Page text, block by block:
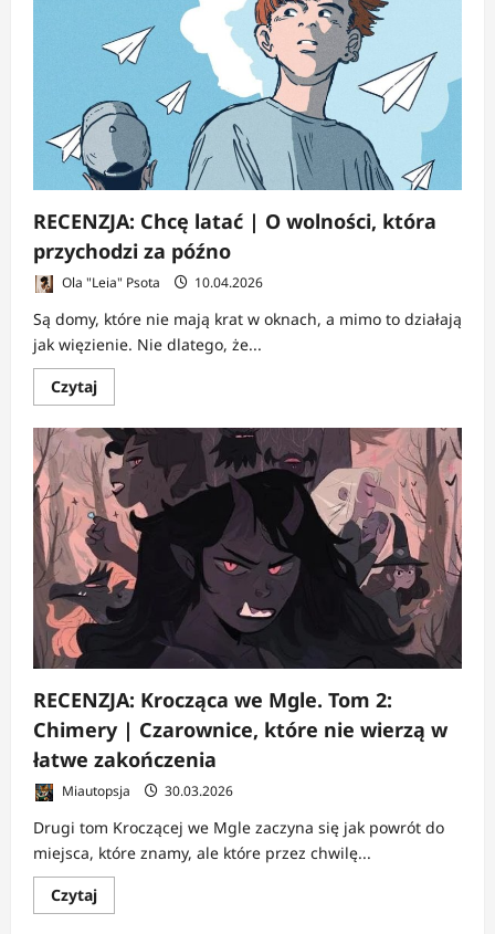
Rzeczy,
które
ktoś
ludzie,
którzy
nie
wiedzą,
że
też
RECENZJA: Chcę latać | O wolności, która
przychodzi za późno
Ola "Leia" Psota 10.04.2026
Są domy, które nie mają krat w oknach, a mimo to działają
jak więzienie. Nie dlatego, że...
CzytajDowiedz
się
o
RECENZJA:
Chcę
latać
|
O
wolności,
która
przychodzi
za
późno
RECENZJA: Krocząca we Mgle. Tom 2:
Chimery | Czarownice, które nie wierzą w
łatwe zakończenia
Miautopsja 30.03.2026
Drugi tom Kroczącej we Mgle zaczyna się jak powrót do
miejsca, które znamy, ale które przez chwilę...
CzytajDowiedz
się